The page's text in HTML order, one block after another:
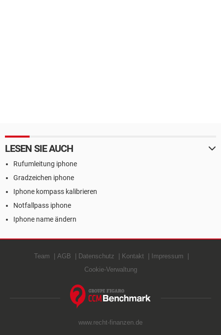
LESEN SIE AUCH
Rufumleitung iphone
Gradzeichen iphone
Iphone kompass kalibrieren
Notfallpass iphone
Iphone name ändern
Team AGB Datenschutz Kontakt
Impressum
Cookie-Verwaltung
www.recht-finanzen.de